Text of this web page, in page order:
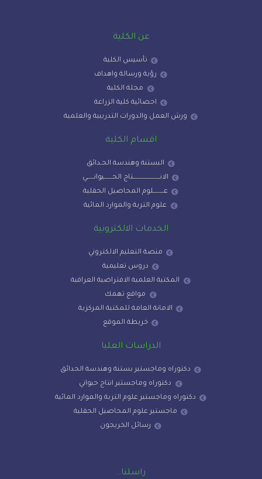
عن الكلية
تأسيس الكلية
رؤية ورسالة واهداف
مجلة الكلية
احصائية كلية الزراعة
ورش العمل والدورات التدريبية والعلمية
اقسام الكلية
البستنة وهندسة الحـدائق
الانـــــــــــــــــــــــتاج الحـــــــيوانــــــي
عـــــــــلوم المحاصيل الحقلية
علوم التربة والموارد المائية
الخدمات الالكترونية
منصة التعليم الالكتروني
دروس تعليمية
المكتبة العلمية الافتراضية العراقية
مواقع تهمك
الامانة العامة للمكتبة المركزية
خريطة الموقع
الدراسات العليا
دكتوراه وماجستير بستنة وهندسة الحدائق
دكتوراه وماجستير انتاج حيواني
دكتوراه وماجستير علوم التربة والموارد المائية
ماجستير علوم المحاصيل الحقلية
رسائل الخريجون
راسلنا..